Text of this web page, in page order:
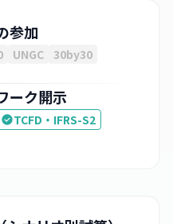
参加
UNGC 30by30
ーク開示
TCFD・IFRS-S2